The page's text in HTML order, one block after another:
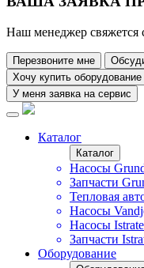
Наш менеджер свяжется
Перезвоните мне
Хочу купить оборудование
У меня заявка на сервис
Каталог
Каталог
Насосы
Запчасти
Тепловая
Насосы
Насосы
Запчасти
Оборудование